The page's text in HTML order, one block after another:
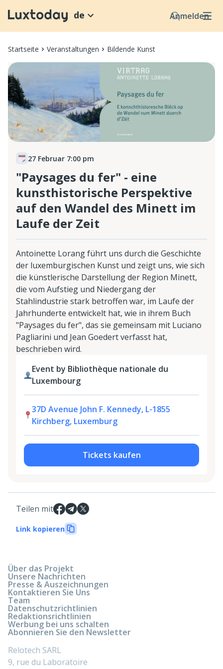
Anmelden
de
Startseite Veranstaltungen Bildende Kunst
27 Februar 7:00 pm
"Paysages du fer" - eine
kunsthistorische Perspektive
auf den Wandel des Minett im
Laufe der Zeit
Antoinette Lorang führt uns durch die Geschichte
der luxemburgischen Kunst und zeigt uns, wie sich
die künstlerische Darstellung der Region Minett,
die vom Aufstieg und Niedergang der
Stahlindustrie stark betroffen war, im Laufe der
Jahrhunderte entwickelt hat, wie in ihrem Buch
"Paysages du fer", das sie gemeinsam mit Luciano
Pagliarini und Jean Goedert verfasst hat,
beschrieben wird.
Event by Bibliothèque nationale du
Luxembourg
37D Avenue John F. Kennedy, L-1855
Kirchberg, Luxemburg
Tickets kaufen
Teilen mit
Link kopieren
Über das Projekt
Unsere Nachrichten
Presse & Auszeichnungen
Kontaktieren Sie Uns
Team
Datenschutzrichtlinien
Redaktionsrichtlinien
Werbung bei uns schalten
Abonnieren Sie den Newsletter
Relotech SARL
9, rue du Laboratoire